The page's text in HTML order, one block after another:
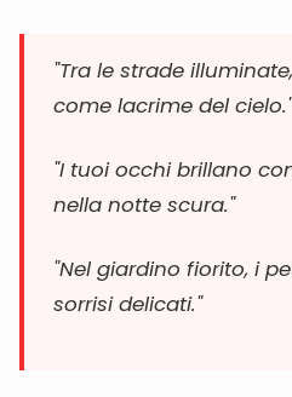
"Tra le strade
come lacrime del cielo."
"I tuoi occhi brillano
nella notte scura."
"Nel giardino fiorito, i
sorrisi delicati."